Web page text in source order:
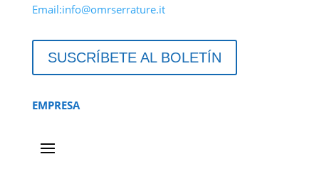
Email:info@omrserrature.it
SUSCRÍBETE AL BOLETÍN
EMPRESA